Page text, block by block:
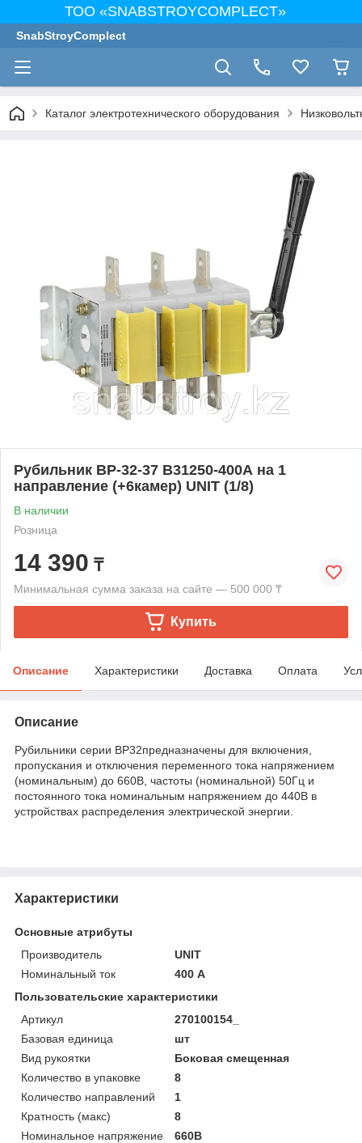
ТОО «SNABSTROYCOMPLECT»
SnabStroyComplect
Каталог электротехнического оборудования
Рубильник ВР-32-37 В31250-400А на 1
направление (+6камер) UNIT (1/8)
В наличии
Розница
14 390 ₸
Минимальная сумма заказа на сайте — 500 000 ₸
Купить
Описание Характеристики Доставка Оплата
Описание
Рубильники серии ВР32предназначены для включения,
пропускания и отключения переменного тока напряжением
(номинальным) до 660В, частоты (номинальной) 50Гц и
постоянного тока номинальным напряжением до 440В в
устройствах распределения электрической энергии.
Характеристики
Основные атрибуты
Производитель
UNIT
Номинальный ток
400 А
Пользовательские характеристики
Артикул
270100154_
Базовая единица
шт
Вид рукоятки
Боковая смещенная
Количество в упаковке
8
Количество направлений
1
Кратность (макс)
8
Номинальное напряжение
660В